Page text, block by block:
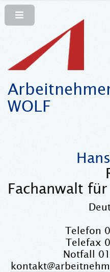
WOLF
Fachanwalt
Telefon
Telefax
Notfall